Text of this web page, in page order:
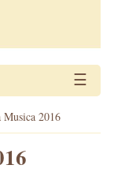
☰
Musica 2016